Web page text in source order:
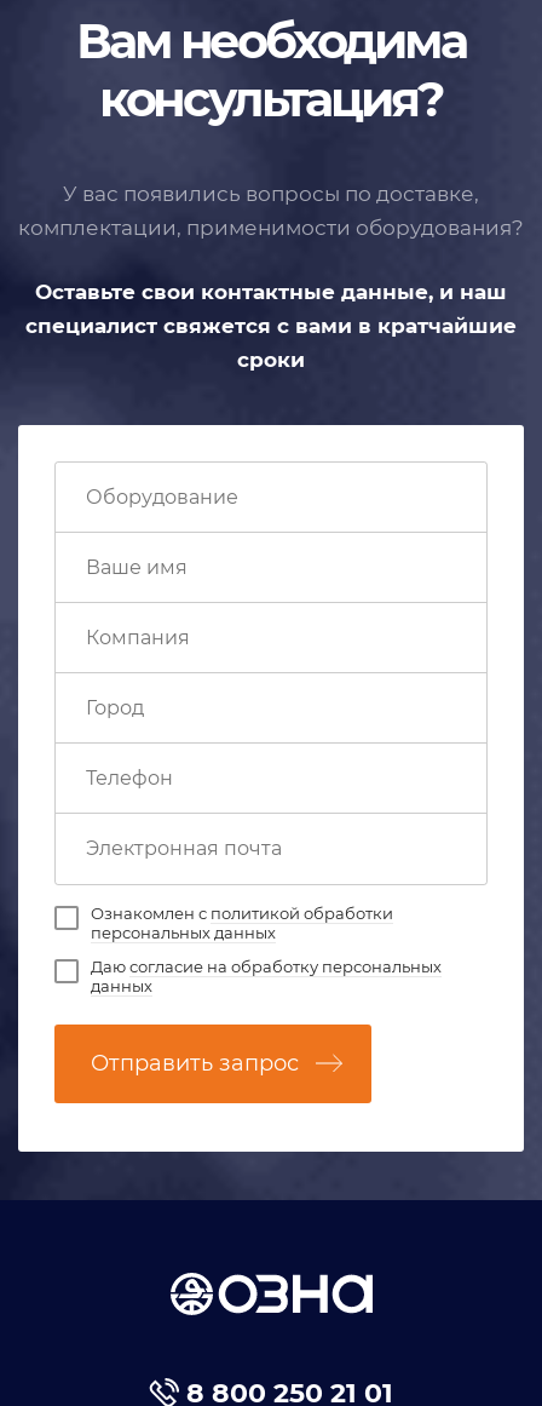
Вам необходима
консультация?
У вас появились вопросы по доставке,
комплектации, применимости оборудования?
Оставьте свои контактные данные, и наш
специалист свяжется с вами в кратчайшие
сроки
Ознакомлен с политикой обработки
персональных данных
Даюсогласие на обработку персональных
данных
Отправить запрос
8 800 250 21 01